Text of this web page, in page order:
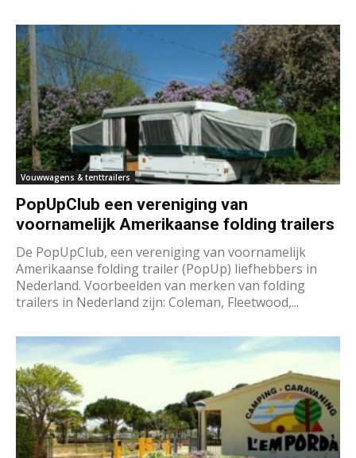
Vouwwagens & tenttrailers
PopUpClub een vereniging van
voornamelijk Amerikaanse folding trailers
De PopUpClub, een vereniging van voornamelijk
Amerikaanse folding trailer (PopUp) liefhebbers in
Nederland. Voorbeelden van merken van folding
trailers in Nederland zijn: Coleman, Fleetwood,...